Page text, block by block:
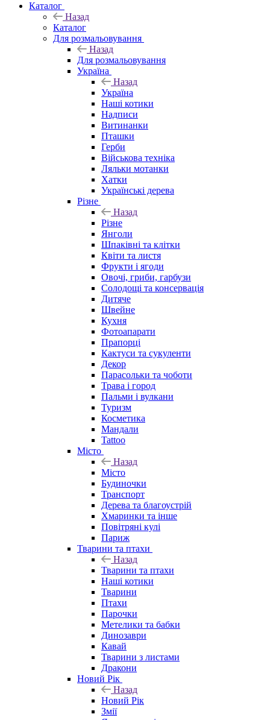
Каталог
Назад
Каталог
Для розмальовування
Назад
Для розмальовування
Україна
Назад
Україна
Наші котики
Надписи
Витинанки
Пташки
Герби
Військова техніка
Ляльки мотанки
Хатки
Українські дерева
Різне
Назад
Різне
Янголи
Шпаківні та клітки
Квіти та листя
Фрукти і ягоди
Овочі, гриби, гарбузи
Солодощі та консервація
Дитяче
Швейне
Кухня
Фотоапарати
Прапорці
Кактуси та сукуленти
Декор
Парасольки та чоботи
Трава і город
Пальми і вулкани
Туризм
Косметика
Мандали
Tattoo
Місто
Назад
Місто
Будиночки
Транспорт
Дерева та благоустрій
Хмаринки та інше
Повітряні кулі
Париж
Тварини та птахи
Назад
Тварини та птахи
Наші котики
Тварини
Птахи
Парочки
Метелики та бабки
Динозаври
Кавай
Тварини з листами
Дракони
Новий Рік
Назад
Новий Рік
Змії